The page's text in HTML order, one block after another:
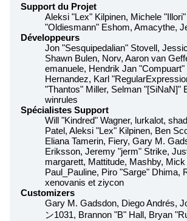
Support du Projet
Aleksi "Lex" Kilpinen, Michele
"Oldiesmann" Eshom, Amacythe,
Développeurs
Jon "Sesquipedalian" Stovell,
Shawn Bulen, Norv, Aaron van
emanuele, Hendrik Jan
Hernandez, Karl
"Thantos" Miller, Selman "[SiNaN]"
winrules
Spécialistes Support
Will "Kindred" Wagner, lurkalot,
Patel, Aleksi "Lex" Kilpinen, Ben
Eliana Tamerin, Fiery, Gary M.
Eriksson, Jeremy "jerm" Strike,
margarett, Mattitude, Mashby,
Paul_Pauline, Piro "Sarge" Dhima,
xenovanis et ziycon
Customizers
Gary M. Gadsdon, Diego Andrés,
ン1031, Brannon "B" Hall, Bryan